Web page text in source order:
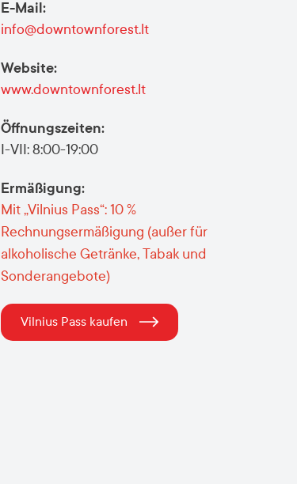
E-Mail :
info@downtownforest.lt
Website:
www.downtownforest.lt
Öffnungszeiten:
I-VII: 8:00-19:00
Ermäßigung:
Mit „Vilnius Pass“: 10 %
Rechnungsermäßigung (außer für
alkoholische Getränke, Tabak und
Sonderangebote)
Vilnius Pass kaufen